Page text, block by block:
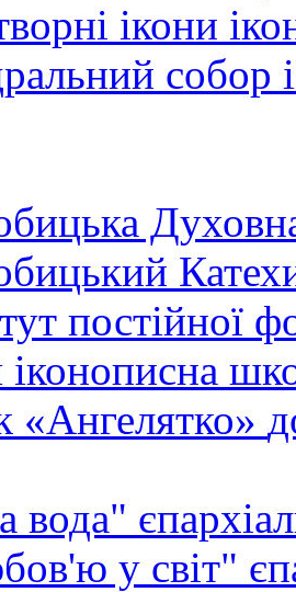
ікони
собор
постійної
іконописна
«Ангелятко»
вода"
у світ"